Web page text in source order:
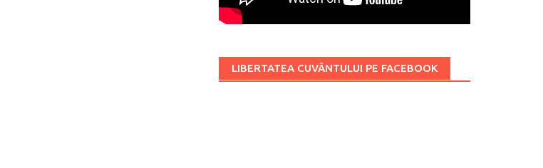
LIBERTATEA CUVÂNTULUI PE FACEBOOK